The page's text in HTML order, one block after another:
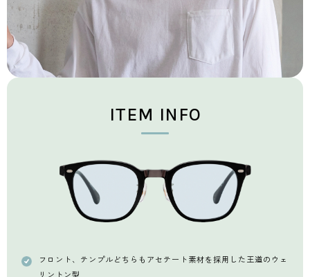
ITEM INFO
フロント、テンプルどちらもアセテート素材を採用した王道のウェ
リントン型